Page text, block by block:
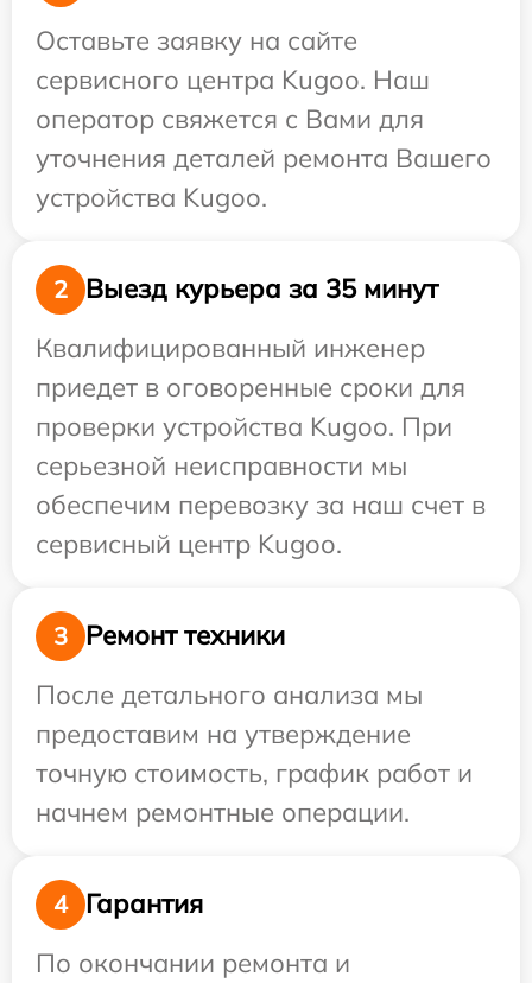
Оставьте заявку на сайте
сервисного центра Kugoo. Наш
оператор свяжется с Вами для
уточнения деталей ремонта Вашего
устройства Kugoo.
2
Выезд курьера за 35 минут
Квалифицированный инженер
приедет в оговоренные сроки для
проверки устройства Kugoo. При
серьезной неисправности мы
обеспечим перевозку за наш счет в
сервисный центр Kugoo.
3
Ремонт техники
После детального анализа мы
предоставим на утверждение
точную стоимость, график работ и
начнем ремонтные операции.
4
Гарантия
По окончании ремонта и